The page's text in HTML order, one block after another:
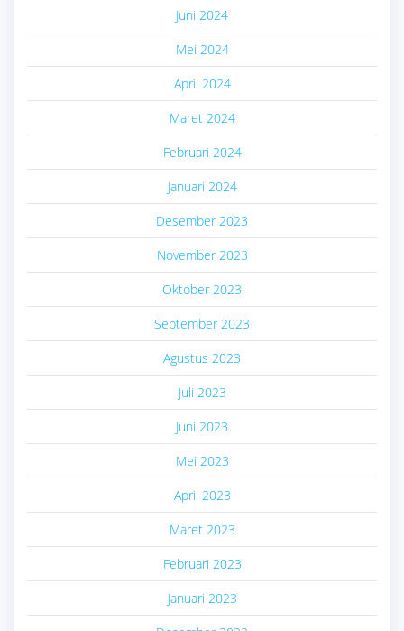
Juni 2024
Mei 2024
April 2024
Maret 2024
Februari 2024
Januari 2024
Desember 2023
November 2023
Oktober 2023
September 2023
Agustus 2023
Juli 2023
Juni 2023
Mei 2023
April 2023
Maret 2023
Februari 2023
Januari 2023